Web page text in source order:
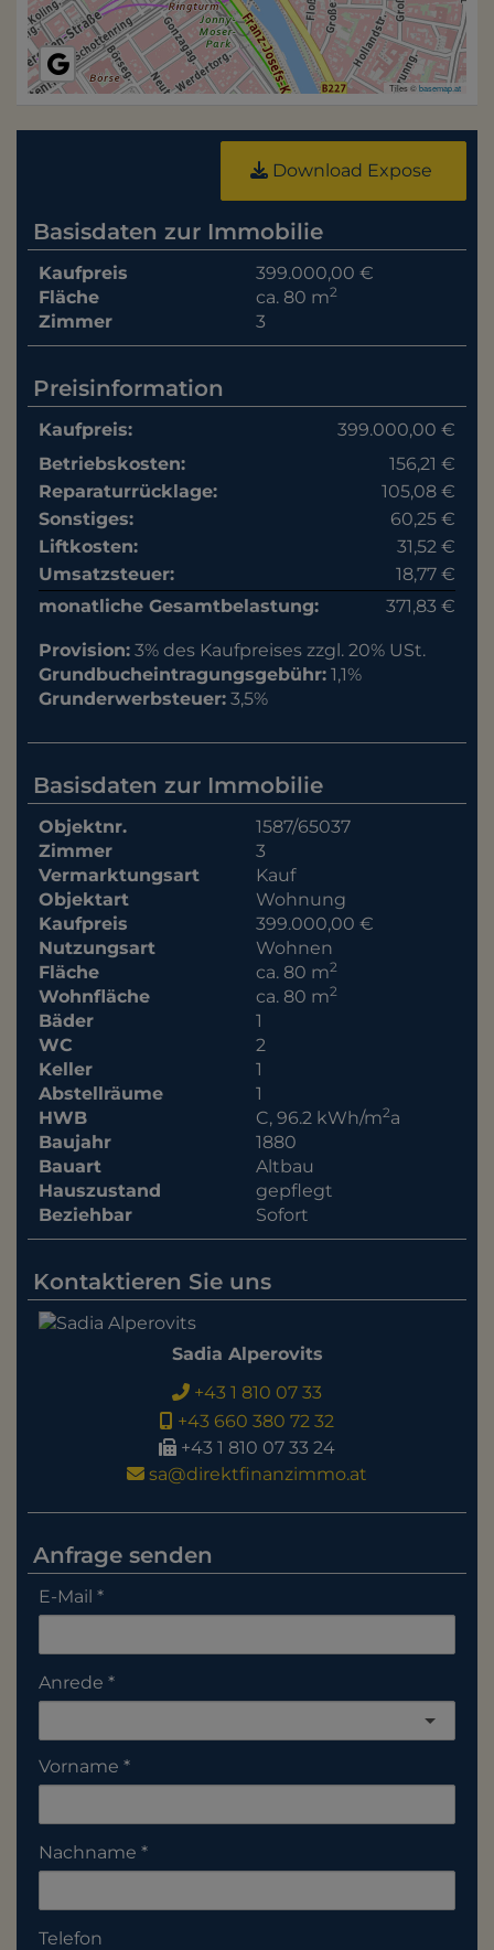
Tiles ©basemap.at
Download Expose
Basisdaten zur Immobilie
Kaufpreis
399.000,00 €
Fläche
ca. 80 m2
Zimmer 3
Preisinformation
Kaufpreis:
399.000,00 €
Betriebskosten:
156,21 €
Reparaturrücklage:
105,08 €
Sonstiges:
60,25 €
Liftkosten:
31,52 €
Umsatzsteuer:
18,77 €
monatliche Gesamtbelastung:
371,83 €
Provision: 3% des Kaufpreises zzgl. 20% USt.
Grundbucheintragungsgebühr: 1,1%
Grunderwerbsteuer: 3,5%
Basisdaten zur Immobilie
Objektnr.
1587/65037
Zimmer
3
Vermarktungsart
Kauf
Objektart
Wohnung
Kaufpreis
399.000,00 €
Nutzungsart
Wohnen
Fläche
ca. 80 m2
Wohnfläche ca. 80 m2
Bäder
1
WC
2
Keller
1
Abstellräume
1
HWB
C, 96.2 kWh/m2a
Baujahr
1880
Bauart
Altbau
Hauszustand
gepflegt
Beziehbar
Sofort
Kontaktieren Sie uns
Sadia Alperovits
+43 1 810 07 33
+43 660 380 72 32
+43 1 810 07 33 24
sa@direktfinanzimmo.at
Anfrage senden
E-Mail
Anrede
Vorname
Nachname
Telefon